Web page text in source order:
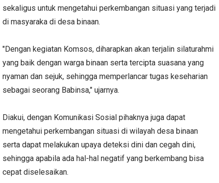
sekaligus untuk mengetahui perkembangan situasi yang terjadi
di masyaraka di desa binaan.
"Dengan kegiatan Komsos, diharapkan akan terjalin silaturahmi
yang baik dengan warga binaan serta tercipta suasana yang
nyaman dan sejuk, sehingga memperlancar tugas keseharian
sebagai seorang Babinsa," ujarnya.
Diakui, dengan Komunikasi Sosial pihaknya juga dapat
mengetahui perkembangan situasi di wilayah desa binaan
serta dapat melakukan upaya deteksi dini dan cegah dini,
sehingga apabila ada hal-hal negatif yang berkembang bisa
cepat diselesaikan.